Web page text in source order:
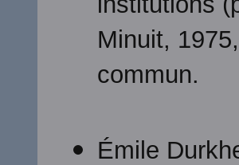
institutions
Minuit,
commun.
Émile